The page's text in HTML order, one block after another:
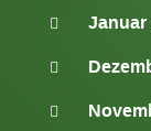
Januar